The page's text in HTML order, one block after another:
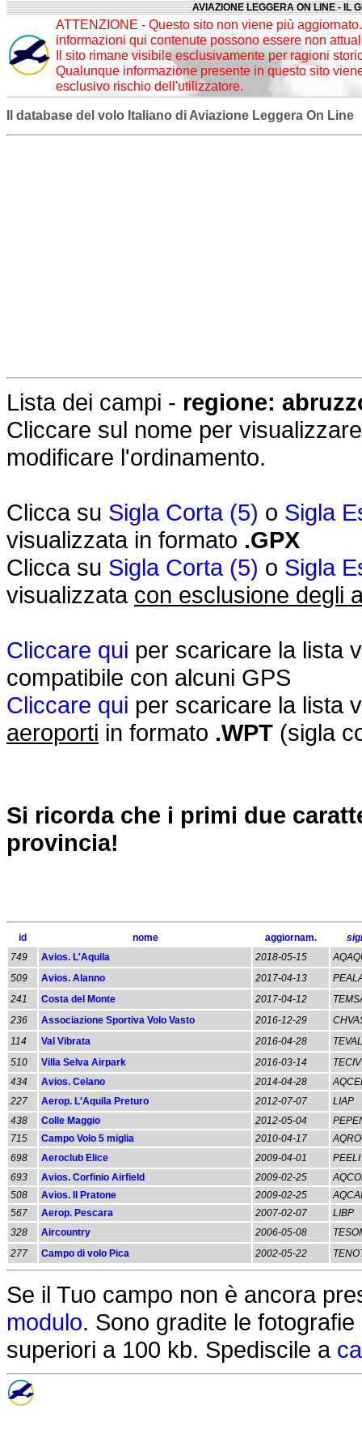
AVIAZIONE LEGGERA ON LINE - IL
ATTENZIONE - Questo sito non viene più
informazioni qui contenute possono essere non
Il sito rimane visibile esclusivamente per ragioni
Qualunque informazione presente in questo sito
esclusivo rischio dell'utilizzatore.
Il database del volo Italiano di Aviazione Leggera On Line
Lista dei campi - regione:
Cliccare sul nome per
modificare l'ordinamento.
Clicca su Sigla Corta (5) o Sigla
visualizzata in formato .GPX
Clicca su Sigla Corta (5) o Sigla
visualizzata con esclusione degli
Cliccare qui per scaricare la lista
compatibile con alcuni GPS
Cliccare qui per scaricare la lista
aeroporti in formato .WPT (sigla
Si ricorda che i primi due
provincia!
id nome aggiornam.
749
Avios. L'Aquila 2018-05-15
509
Avios. Alanno 2017-04-13
241
Costa del Monte 2017-04-12
236
Associazione Sportiva Volo Vasto 2016-12-29
114
Val Vibrata 2016-04-28
TEVAL
510
Villa Selva Airpark 2016-03-14
TECIV
434
Avios. Celano 2014-04-28
227
Aerop. L'Aquila Preturo 2012-07-07
LIAP
438
Colle Maggio 2012-05-04
715
Campo Volo 5 miglia 2010-04-17
698
Aeroclub Elice 2009-04-01
PEELI
693
Avios. Corfinio Airfield 2009-02-25
508
Avios. Il Pratone 2009-02-25
567
Aerop. Pescara 2007-02-07
LIBP
328
Aircountry 2006-05-08
277
Campo di volo Pica 2002-05-22
Se il Tuo campo non è ancora
modulo. Sono gradite le
superiori a 100 kb. Spediscile a